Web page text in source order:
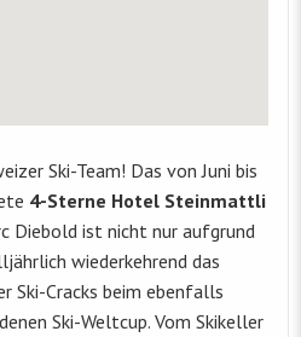
Ski-Team! Das von Juni bis
4-Sterne Hotel Steinmattli
Diebold ist nicht nur aufgrund
wiederkehrend das
Ski-Cracks beim ebenfalls
Ski-Weltcup. Vom Skikeller